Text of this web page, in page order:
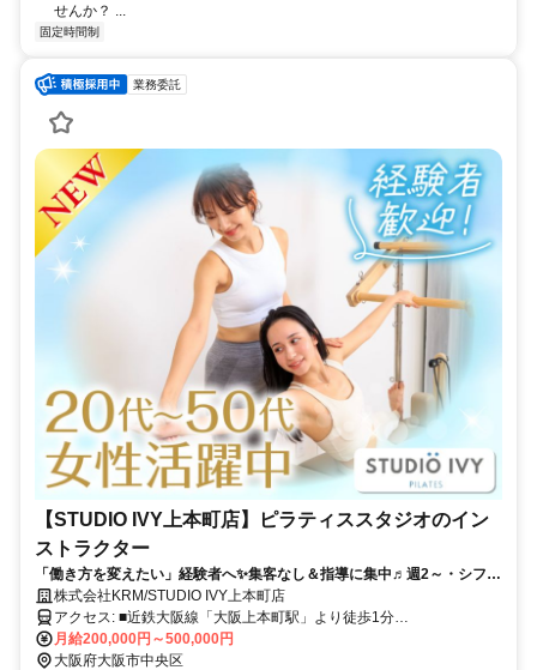
せんか？ ...
固定時間制
業務委託
【STUDIO IVY上本町店】ピラティススタジオのイン
ストラクター
「働き方を変えたい」経験者へ✨集客なし＆指導に集中♬週2～・シフト
自由！月50万円以上も可能◎
株式会社KRM/STUDIO IVY上本町店
アクセス: ■近鉄大阪線「大阪上本町駅」より徒歩1分
୨୧･･･････････････････････････････････୨୧ 大阪上本町駅スグで通勤
ラクラク！ Osaka Metro谷町線・千日前線の 谷町九丁目駅も利用で
月給200,000円～500,000円
大阪府大阪市中央区